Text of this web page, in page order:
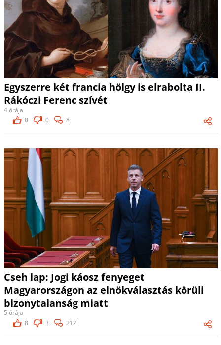
Egyszerre két francia hölgy is elrabolta II.
Rákóczi Ferenc szívét
4 órája
0
0 8
Cseh lap: Jogi káosz fenyeget
Magyarországon az elnökválasztás körüli
bizonytalanság miatt
5 órája
8
3 212